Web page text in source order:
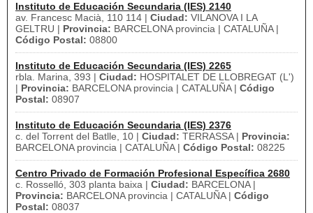
Instituto de Educación Secundaria (IES) 2140
av. Francesc Macià, 110 114 | Ciudad: VILANOVA I LA
GELTRU | Provincia: BARCELONA provincia | CATALUÑA |
Código Postal: 08800
Instituto de Educación Secundaria (IES) 2265
rbla. Marina, 393 | Ciudad: HOSPITALET DE LLOBREGAT (L')
| Provincia: BARCELONA provincia | CATALUÑA | Código
Postal: 08907
Instituto de Educación Secundaria (IES) 2376
c. del Torrent del Batlle, 10 | Ciudad: TERRASSA | Provincia:
BARCELONA provincia | CATALUÑA | Código Postal: 08225
Centro Privado de Formación Profesional Específica 2680
c. Rosselló, 303 planta baixa | Ciudad: BARCELONA |
Provincia: BARCELONA provincia | CATALUÑA | Código
Postal: 08037